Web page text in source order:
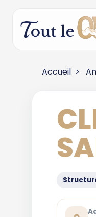
Accueil